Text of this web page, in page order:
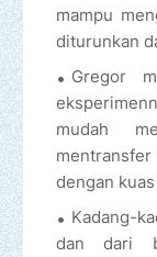
mampu
diturunkan
Gregor
mudah
mentransfer
dengan
Kadang-
dan dari